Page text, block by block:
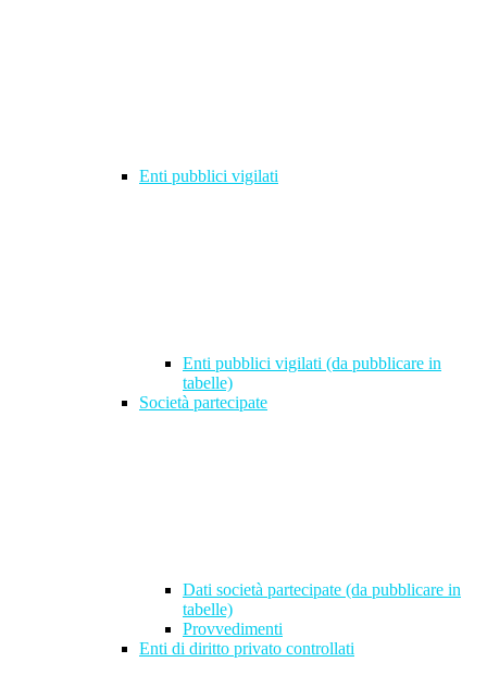
Enti pubblici vigilati
Enti pubblici vigilati (da pubblicare in
tabelle)
Società partecipate
Dati società partecipate (da pubblicare in
tabelle)
Provvedimenti
Enti di diritto privato controllati